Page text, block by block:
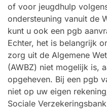
of voor jeugdhulp
ondersteuning vanuit de
kunt u ook een pgb
Echter, het is belangrijk
zorg uit de Algemene
(AWBZ) niet mogelijk is,
opgeheven. Bij een pgb
niet op uw eigen
Sociale